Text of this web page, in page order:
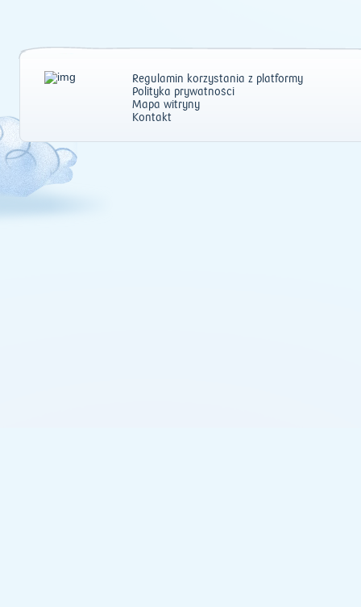
Regulamin korzystania z platformy
Polityka prywatności
Mapa witryny
Kontakt